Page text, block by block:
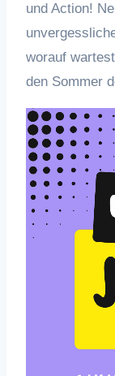
und Action!
worauf
den Sommer